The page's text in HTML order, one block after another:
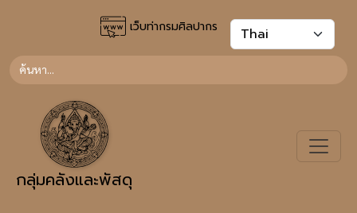
เว็บท่ากรมศิลปากร
กลุ่มคลังและพัสดุ